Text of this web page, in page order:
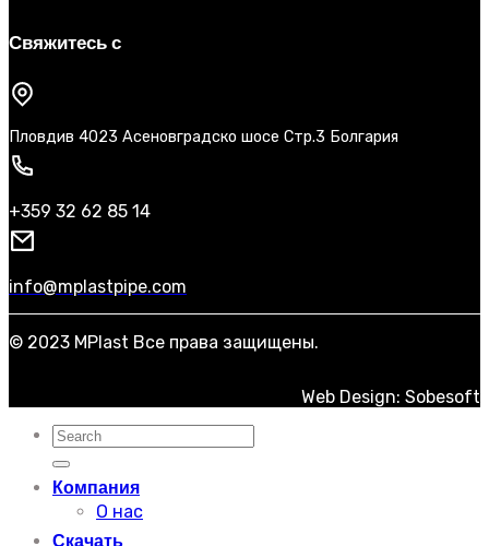
Свяжитесь с
Пловдив 4023 Асеновградско шосе Стр.3 Болгария
+359 32 62 85 14
info@mplastpipe.com
© 2023 MPlast Все права защищены.
Web Design: Sobesoft
Искать:
Компания
О нас
Скачать